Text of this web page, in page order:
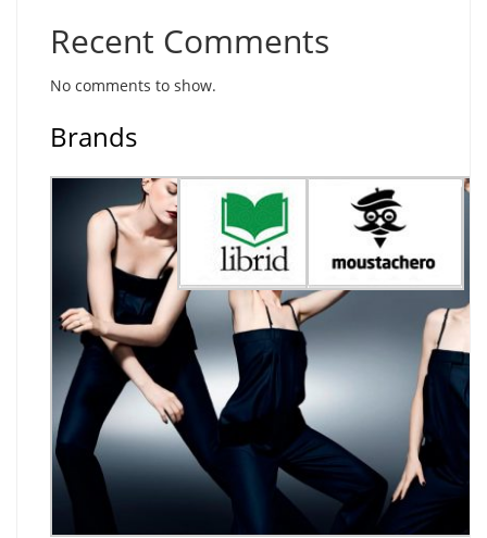
Recent Comments
No comments to show.
Brands